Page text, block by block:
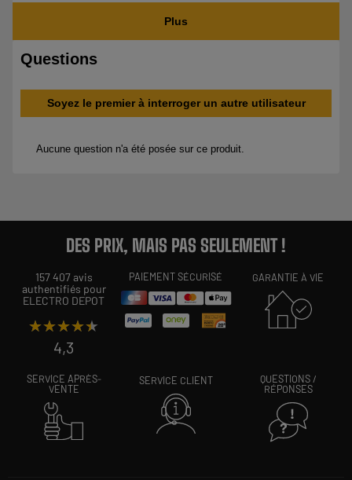
DES PRIX, MAIS PAS SEULEMENT !
157 407 avis
authentifiés pour
ELECTRO DEPOT
★★★★★
★★★★★
4,3
PAIEMENT SÉCURISÉ GARANTIE À VIE
SERVICE APRÈS-
VENTE
SERVICE CLIENT
QUESTIONS /
RÉPONSES